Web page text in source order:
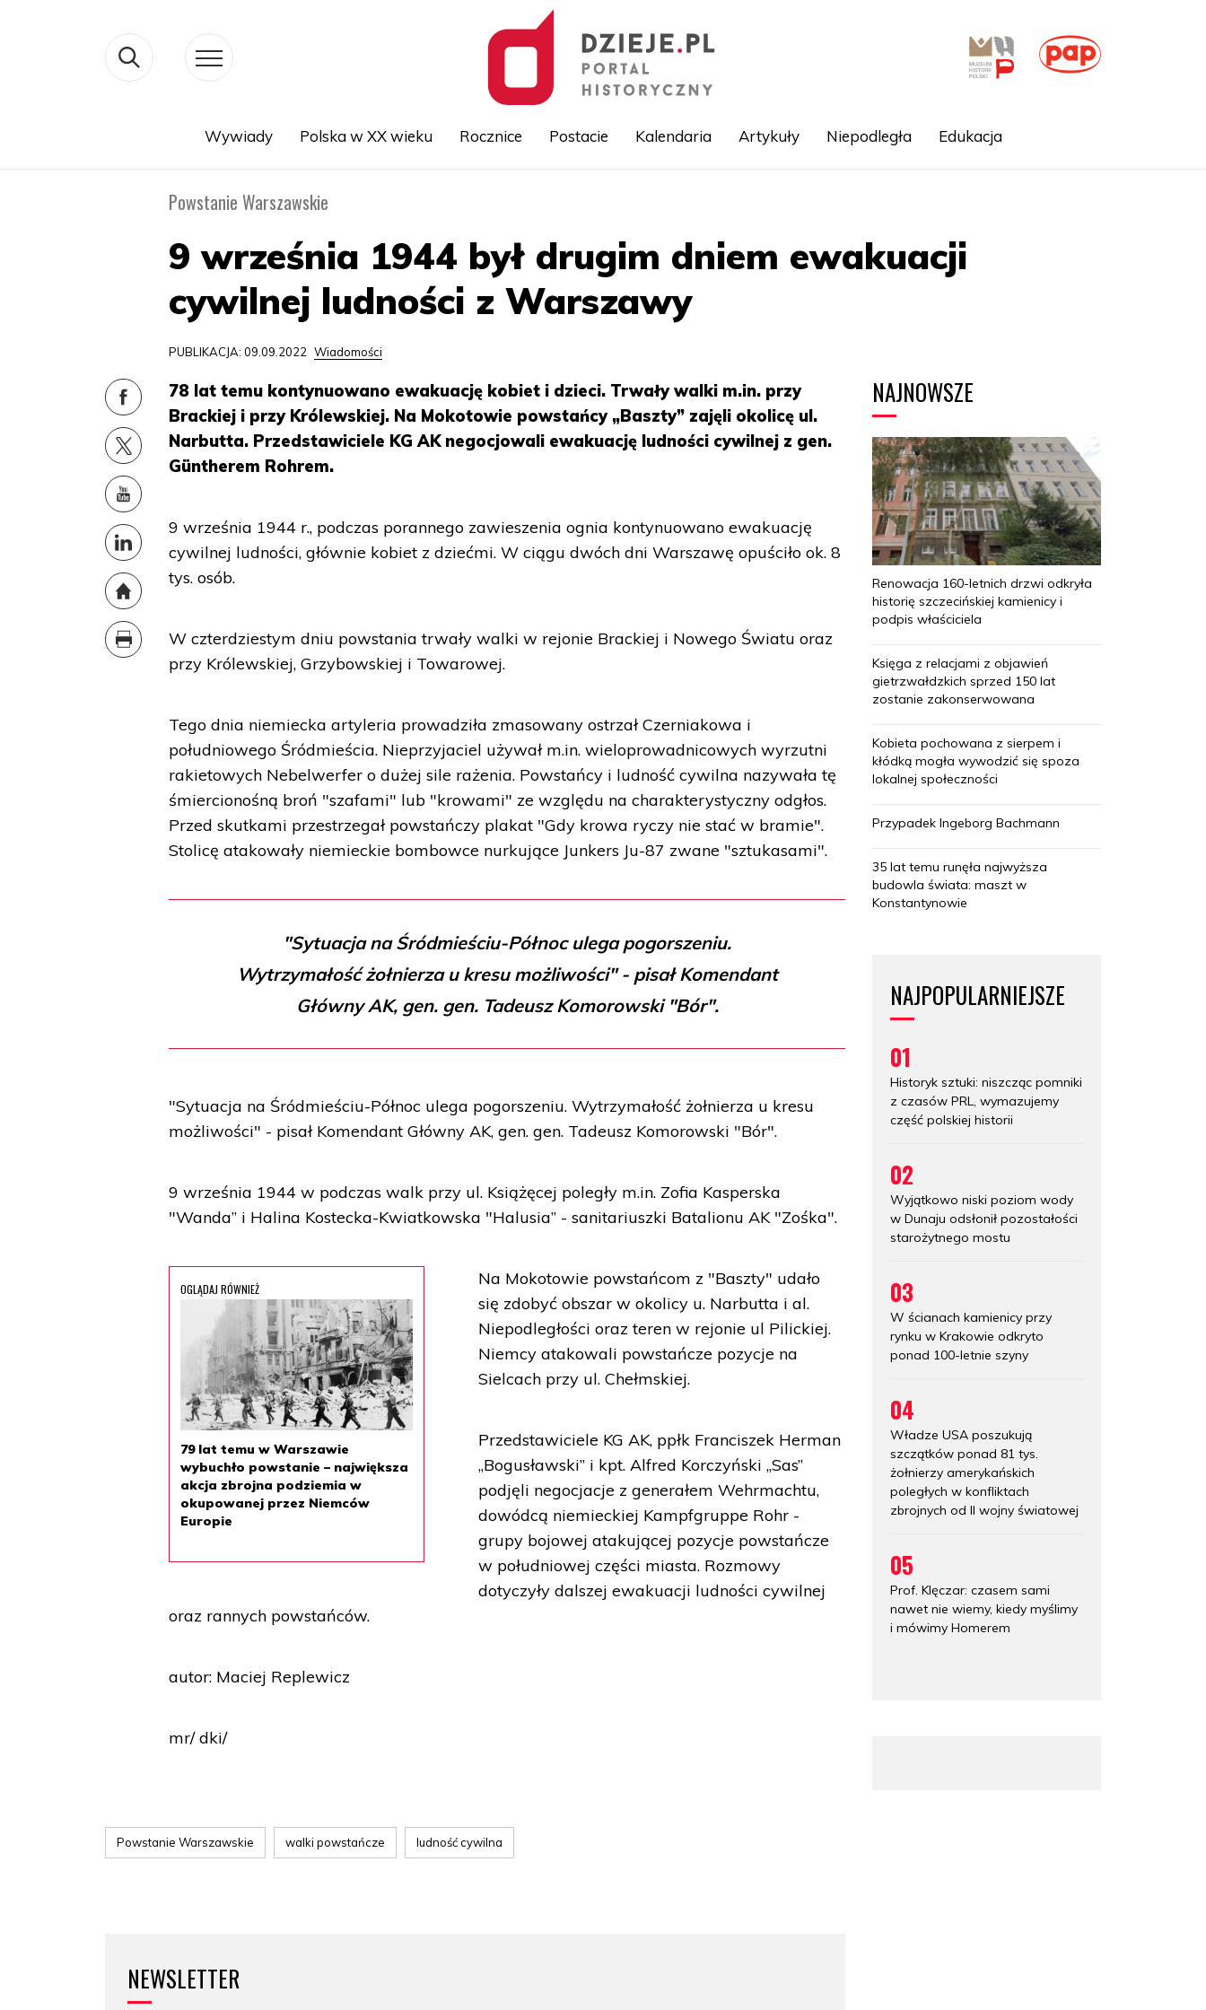
treści
Wywiady Polska w XX wieku Rocznice Postacie Kalendaria Artykuły Niepodległa Edukacja
Powstanie Warszawskie
9 września 1944 był drugim dniem ewakuacji
cywilnej ludności z Warszawy
PUBLIKACJA: 09.09.2022 Wiadomości
78 lat temu kontynuowano ewakuację kobiet i dzieci. Trwały walki m.in. przy
Brackiej i przy Królewskiej. Na Mokotowie powstańcy „Baszty” zajęli okolicę ul.
Narbutta. Przedstawiciele KG AK negocjowali ewakuację ludności cywilnej z gen.
Güntherem Rohrem.
9 września 1944 r., podczas porannego zawieszenia ognia kontynuowano ewakuację
cywilnej ludności, głównie kobiet z dziećmi. W ciągu dwóch dni Warszawę opuściło ok. 8
tys. osób.
W czterdziestym dniu powstania trwały walki w rejonie Brackiej i Nowego Światu oraz
przy Królewskiej, Grzybowskiej i Towarowej.
Tego dnia niemiecka artyleria prowadziła zmasowany ostrzał Czerniakowa i
południowego Śródmieścia. Nieprzyjaciel używał m.in. wieloprowadnicowych wyrzutni
rakietowych Nebelwerfer o dużej sile rażenia. Powstańcy i ludność cywilna nazywała tę
śmiercionośną broń "szafami" lub "krowami" ze względu na charakterystyczny odgłos.
Przed skutkami przestrzegał powstańczy plakat "Gdy krowa ryczy nie stać w bramie".
Stolicę atakowały niemieckie bombowce nurkujące Junkers Ju-87 zwane "sztukasami".
"Sytuacja na Śródmieściu-Północ ulega pogorszeniu.
Wytrzymałość żołnierza u kresu możliwości" - pisał Komendant
Główny AK, gen. gen. Tadeusz Komorowski "Bór".
"Sytuacja na Śródmieściu-Północ ulega pogorszeniu. Wytrzymałość żołnierza u kresu
możliwości" - pisał Komendant Główny AK, gen. gen. Tadeusz Komorowski "Bór".
9 września 1944 w podczas walk przy ul. Książęcej poległy m.in. Zofia Kasperska
"Wanda” i Halina Kostecka-Kwiatkowska "Halusia” - sanitariuszki Batalionu AK "Zośka".
OGLĄDAJ RÓWNIEŻ
79 lat temu w Warszawie
wybuchło powstanie – największa
akcja zbrojna podziemia w
okupowanej przez Niemców
Europie
Na Mokotowie powstańcom z "Baszty" udało
się zdobyć obszar w okolicy u. Narbutta i al.
Niepodległości oraz teren w rejonie ul Pilickiej.
Niemcy atakowali powstańcze pozycje na
Sielcach przy ul. Chełmskiej.
Przedstawiciele KG AK, ppłk Franciszek Herman
„Bogusławski” i kpt. Alfred Korczyński „Sas”
podjęli negocjacje z generałem Wehrmachtu,
dowódcą niemieckiej Kampfgruppe Rohr -
grupy bojowej atakującej pozycje powstańcze
w południowej części miasta. Rozmowy
dotyczyły dalszej ewakuacji ludności cywilnej
oraz rannych powstańców.
autor: Maciej Replewicz
mr/ dki/
Powstanie Warszawskie walki powstańcze ludność cywilna
NEWSLETTER
NAJNOWSZE
Renowacja 160-letnich drzwi odkryła
historię szczecińskiej kamienicy i
podpis właściciela
Księga z relacjami z objawień
gietrzwałdzkich sprzed 150 lat
zostanie zakonserwowana
Kobieta pochowana z sierpem i
kłódką mogła wywodzić się spoza
lokalnej społeczności
Przypadek Ingeborg Bachmann
35 lat temu runęła najwyższa
budowla świata: maszt w
Konstantynowie
NAJPOPULARNIEJSZE
01
Historyk sztuki: niszcząc pomniki
z czasów PRL, wymazujemy
część polskiej historii
02
Wyjątkowo niski poziom wody
w Dunaju odsłonił pozostałości
starożytnego mostu
03
W ścianach kamienicy przy
rynku w Krakowie odkryto
ponad 100-letnie szyny
04
Władze USA poszukują
szczątków ponad 81 tys.
żołnierzy amerykańskich
poległych w konfliktach
zbrojnych od II wojny światowej
05
Prof. Klęczar: czasem sami
nawet nie wiemy, kiedy myślimy
i mówimy Homerem